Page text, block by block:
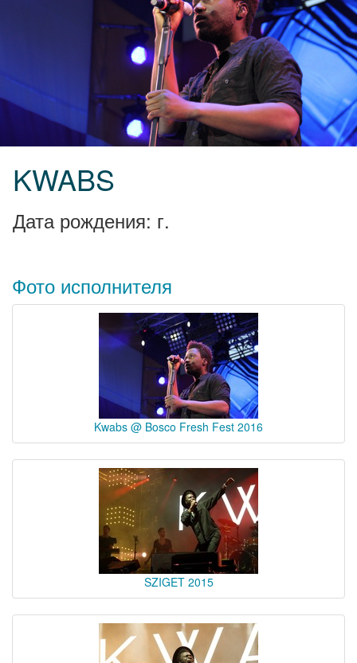
KWABS
Дата рождения: г.
Фото исполнителя
Kwabs @ Bosco Fresh Fest 2016
SZIGET 2015